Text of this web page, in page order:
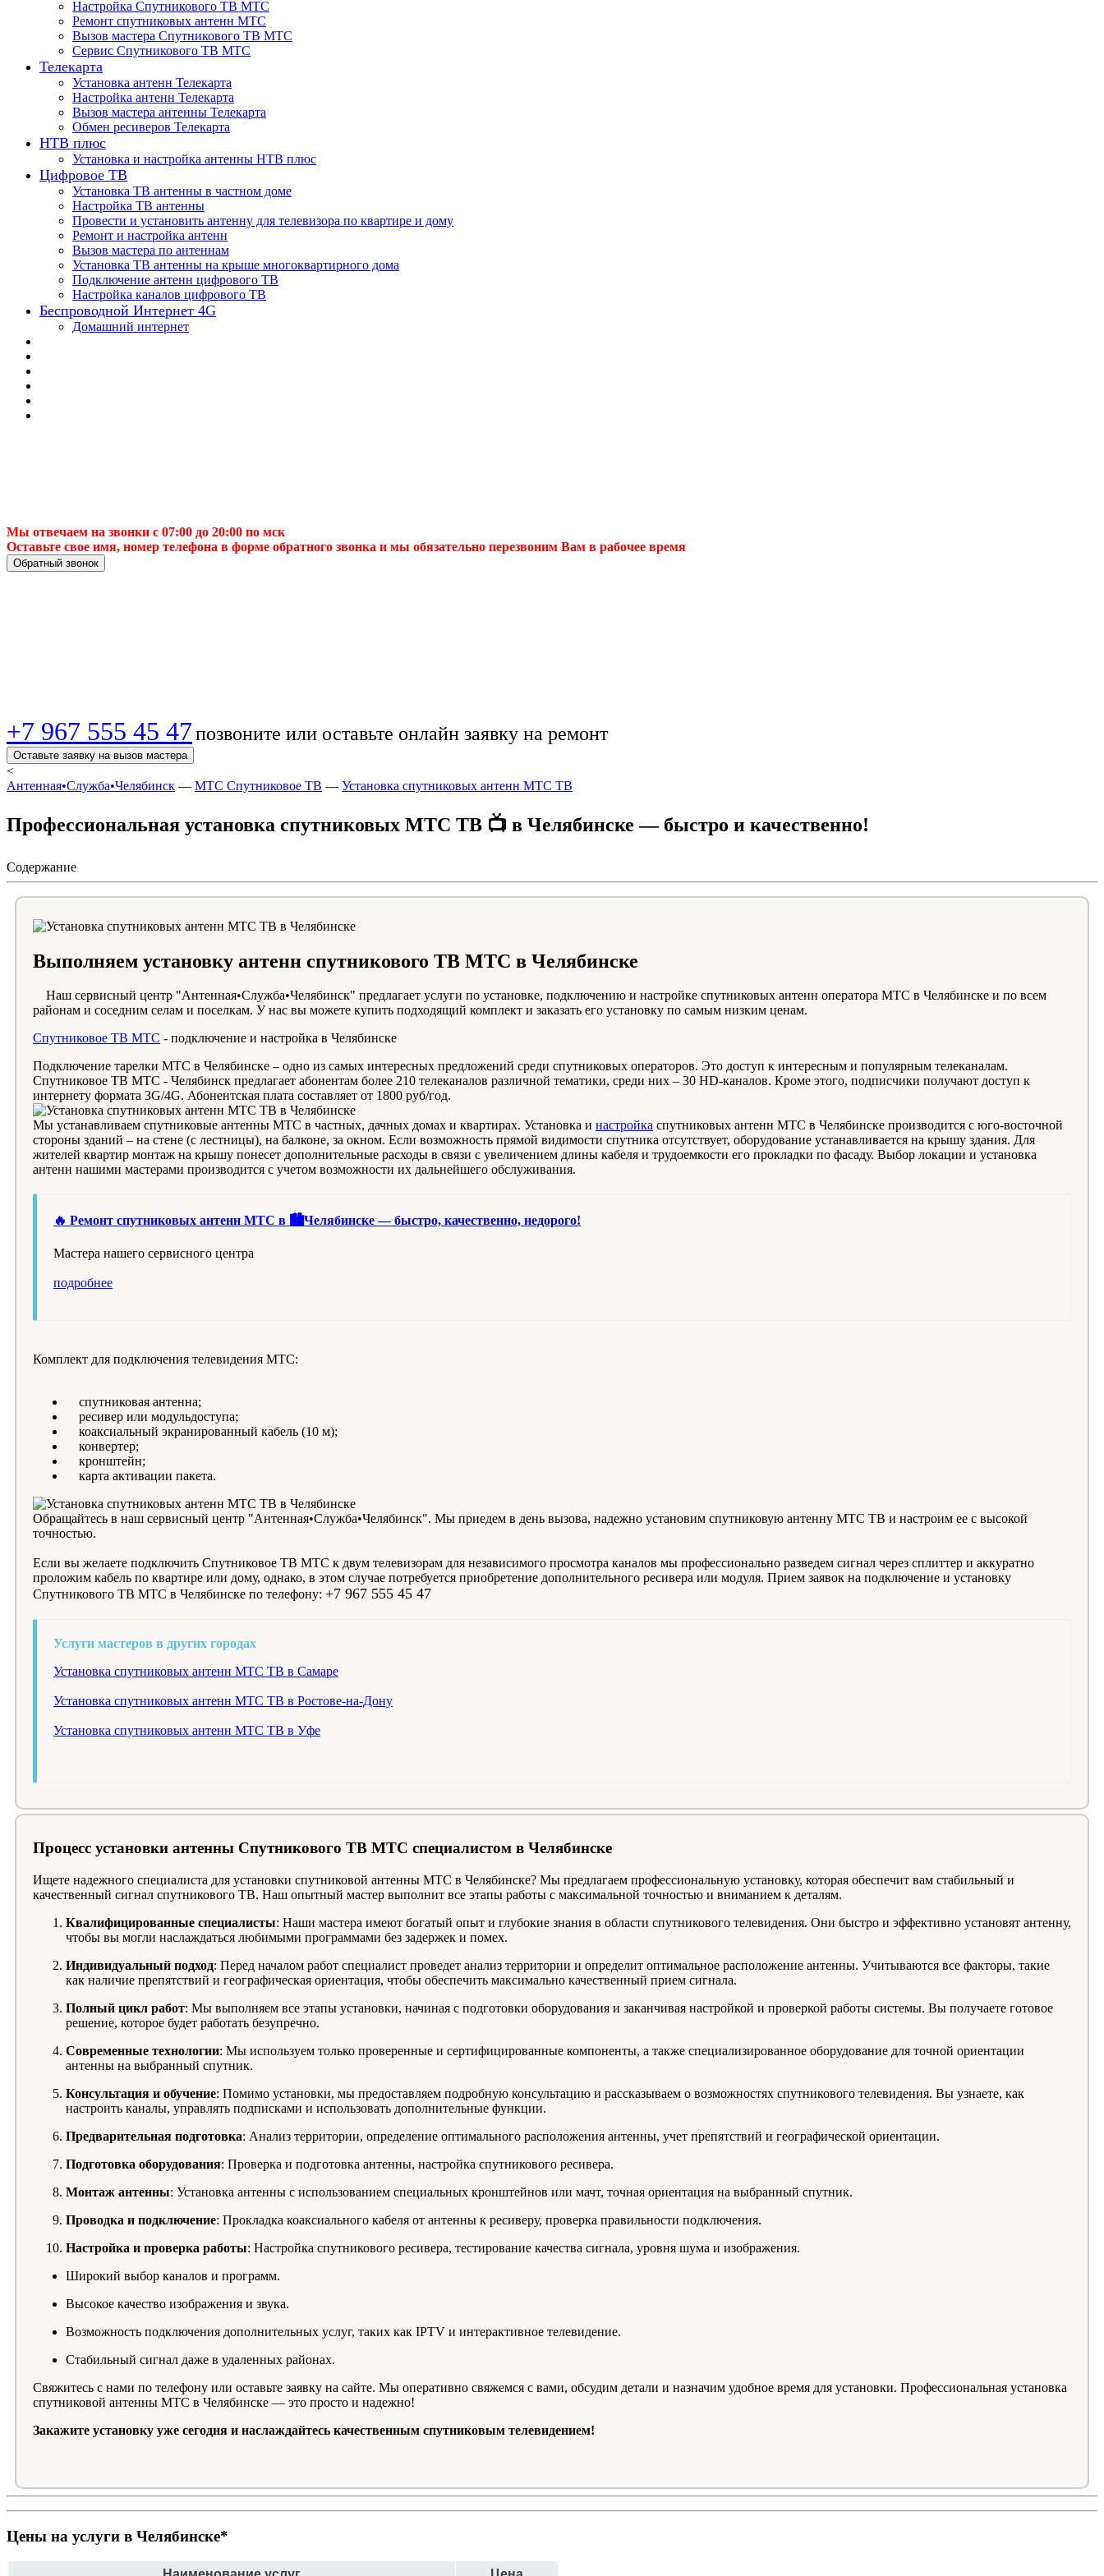
Настройка Спутникового ТВ МТС
Ремонт спутниковых антенн МТС
Вызов мастера Спутникового ТВ МТС
Сервис Спутникового ТВ МТС
Телекарта
Установка антенн Телекарта
Настройка антенн Телекарта
Вызов мастера антенны Телекарта
Обмен ресиверов Телекарта
НТВ плюс
Установка и настройка антенны НТВ плюс
Цифровое ТВ
Установка ТВ антенны в частном доме
Настройка ТВ антенны
Провести и установить антенну для телевизора по квартире и дому
Ремонт и настройка антенн
Вызов мастера по антеннам
Установка ТВ антенны на крыше многоквартирного дома
Подключение антенн цифрового ТВ
Настройка каналов цифрового ТВ
Беспроводной Интернет 4G
Домашний интернет
Мы отвечаем на звонки с 07:00 до 20:00 по мск
Оставьте свое имя, номер телефона в форме обратного звонка и мы обязательно перезвоним Вам в рабочее время
Обратный звонок
+7 967 555 45 47позвоните или оставьте онлайн заявку на ремонт
Оставьте заявку на вызов мастера
<
Антенная•Служба•Челябинск — МТС Спутниковое ТВ — Установка спутниковых антенн МТС ТВ
Профессиональная установка спутниковых МТС ТВ 📺 в Челябинске — быстро и качественно!
Содержание
Выполняем установку антенн спутникового ТВ МТС в Челябинске
Наш сервисный центр "Антенная•Служба•Челябинск" предлагает услуги по установке, подключению и настройке спутниковых антенн оператора МТС в Челябинске и по всем
районам и соседним селам и поселкам. У нас вы можете купить подходящий комплект и заказать его установку по самым низким ценам.
Спутниковое ТВ МТС - подключение и настройка в Челябинске
Подключение тарелки МТС в Челябинске – одно из самых интересных предложений среди спутниковых операторов. Это доступ к интересным и популярным телеканалам.
Спутниковое ТВ МТС - Челябинск предлагает абонентам более 210 телеканалов различной тематики, среди них – 30 HD-каналов. Кроме этого, подписчики получают доступ к
интернету формата 3G/4G. Абонентская плата составляет от 1800 руб/год.
Мы устанавливаем спутниковые антенны МТС в частных, дачных домах и квартирах. Установка и настройка спутниковых антенн МТС в Челябинске производится с юго-восточной
стороны зданий – на стене (с лестницы), на балконе, за окном. Если возможность прямой видимости спутника отсутствует, оборудование устанавливается на крышу здания. Для
жителей квартир монтаж на крышу понесет дополнительные расходы в связи с увеличением длины кабеля и трудоемкости его прокладки по фасаду. Выбор локации и установка
антенн нашими мастерами производится с учетом возможности их дальнейшего обслуживания.
🔥 Ремонт спутниковых антенн МТС в 🏙️Челябинске — быстро, качественно, недорого!
Мастера нашего сервисного центра
подробнее
Комплект для подключения телевидения МТС:
спутниковая антенна;
ресивер или модульдоступа;
коаксиальный экранированный кабель (10 м);
конвертер;
кронштейн;
карта активации пакета.
Обращайтесь в наш сервисный центр "Антенная•Служба•Челябинск". Мы приедем в день вызова, надежно установим спутниковую антенну МТС ТВ и настроим ее с высокой
точностью.
Если вы желаете подключить Спутниковое ТВ МТС к двум телевизорам для независимого просмотра каналов мы профессионально разведем сигнал через сплиттер и аккуратно
проложим кабель по квартире или дому, однако, в этом случае потребуется приобретение дополнительного ресивера или модуля. Прием заявок на подключение и установку
Спутникового ТВ МТС в Челябинске по телефону: +7 967 555 45 47
Услуги мастеров в других городах
Установка спутниковых антенн МТС ТВ в Самаре
Установка спутниковых антенн МТС ТВ в Ростове-на-Дону
Установка спутниковых антенн МТС ТВ в Уфе
Процесс установки антенны Спутникового ТВ МТС специалистом в Челябинске
Ищете надежного специалиста для установки спутниковой антенны МТС в Челябинске? Мы предлагаем профессиональную установку, которая обеспечит вам стабильный и
качественный сигнал спутникового ТВ. Наш опытный мастер выполнит все этапы работы с максимальной точностью и вниманием к деталям.
Квалифицированные специалисты: Наши мастера имеют богатый опыт и глубокие знания в области спутникового телевидения. Они быстро и эффективно установят антенну,
чтобы вы могли наслаждаться любимыми программами без задержек и помех.
Индивидуальный подход: Перед началом работ специалист проведет анализ территории и определит оптимальное расположение антенны. Учитываются все факторы, такие
как наличие препятствий и географическая ориентация, чтобы обеспечить максимально качественный прием сигнала.
Полный цикл работ: Мы выполняем все этапы установки, начиная с подготовки оборудования и заканчивая настройкой и проверкой работы системы. Вы получаете готовое
решение, которое будет работать безупречно.
Современные технологии: Мы используем только проверенные и сертифицированные компоненты, а также специализированное оборудование для точной ориентации
антенны на выбранный спутник.
Консультация и обучение: Помимо установки, мы предоставляем подробную консультацию и рассказываем о возможностях спутникового телевидения. Вы узнаете, как
настроить каналы, управлять подписками и использовать дополнительные функции.
Предварительная подготовка: Анализ территории, определение оптимального расположения антенны, учет препятствий и географической ориентации.
Подготовка оборудования: Проверка и подготовка антенны, настройка спутникового ресивера.
Монтаж антенны: Установка антенны с использованием специальных кронштейнов или мачт, точная ориентация на выбранный спутник.
Проводка и подключение: Прокладка коаксиального кабеля от антенны к ресиверу, проверка правильности подключения.
Настройка и проверка работы: Настройка спутникового ресивера, тестирование качества сигнала, уровня шума и изображения.
Широкий выбор каналов и программ.
Высокое качество изображения и звука.
Возможность подключения дополнительных услуг, таких как IPTV и интерактивное телевидение.
Стабильный сигнал даже в удаленных районах.
Свяжитесь с нами по телефону или оставьте заявку на сайте. Мы оперативно свяжемся с вами, обсудим детали и назначим удобное время для установки. Профессиональная установка
спутниковой антенны МТС в Челябинске — это просто и надежно!
Закажите установку уже сегодня и наслаждайтесь качественным спутниковым телевидением!
Цены на услуги в Челябинске*